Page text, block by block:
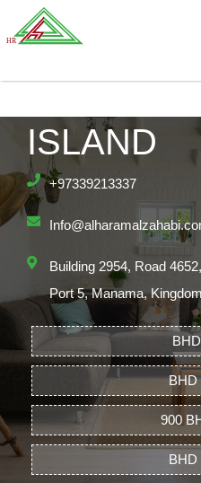
ISLAND
+97339213337
Building 2954, Road
Port 5, Manama,